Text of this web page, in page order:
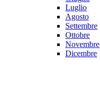
Luglio
Agosto
Settembre
Ottobre
Novembre
Dicembre